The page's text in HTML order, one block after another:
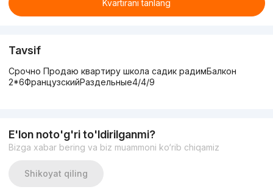
Kvartirani tanlang
Tavsif
Срочно Продаю квартиру школа садик радимБалкон
2*6ФранцузскийРаздельные4/4/9
E'lon noto'g'ri to'ldirilganmi?
Bizga xabar bering va biz muammoni ko‘rib chiqamiz
Shikoyat qiling